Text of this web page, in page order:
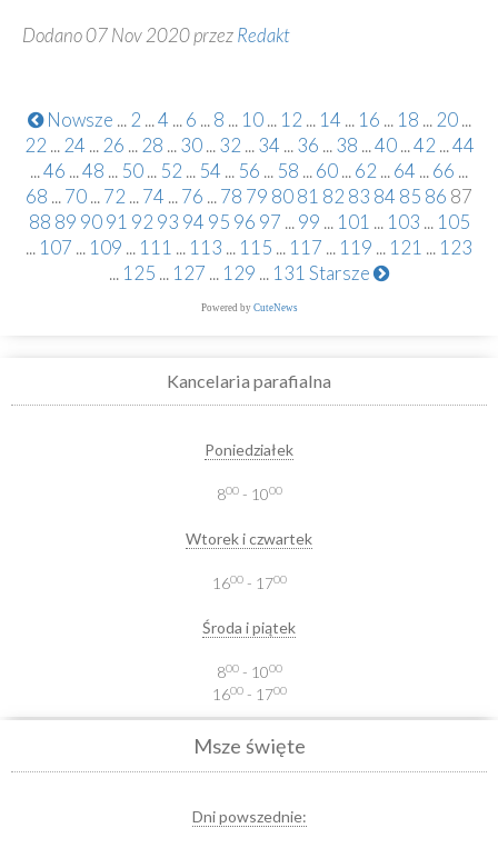
Dodano 07 Nov 2020 przezRedakt
Nowsze ... 2 ...4 ... 6 ... 8 ... 10 ... 12 ... 14 ... 16 ... 18 ... 20 ...
22 ... 24 ... 26 ... 28 ... 30 ... 32 ... 34 ... 36 ... 38 ...40 ...42 ...44
...46 ...48 ... 50... 52 ... 54 ... 56 ... 58 ...60...62 ...64 ...66 ...
68 ...70...72 ...74 ...76 ...78 79 8081 82 83 84 85 86 87
88 89 90 91 92 93 94 95 96 97 ... 99 ... 101 ... 103 ... 105
... 107 ... 109 ... 111 ... 113 ... 115 ... 117 ... 119 ... 121 ... 123
... 125 ... 127 ... 129 ... 131 Starsze
Powered by CuteNews
Kancelaria parafialna
Poniedziałek
800- 1000
Wtorek i czwartek
1600- 1700
Środa i piątek
800- 1000
1600- 1700
Msze święte
Dni powszednie: